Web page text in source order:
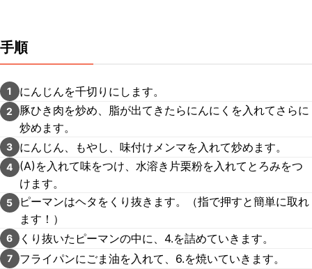
手順
1 にんじんを千切りにします。
2
豚ひき肉を炒め、脂が出てきたらにんにくを入れてさらに
炒めます。
3 にんじん、もやし、味付けメンマを入れて炒めます。
4
(A)を入れて味をつけ、水溶き片栗粉を入れてとろみをつ
けます。
5
ピーマンはヘタをくり抜きます。（指で押すと簡単に取れ
ます！）
6 くり抜いたピーマンの中に、4.を詰めていきます。
7 フライパンにごま油を入れて、6.を焼いていきます。